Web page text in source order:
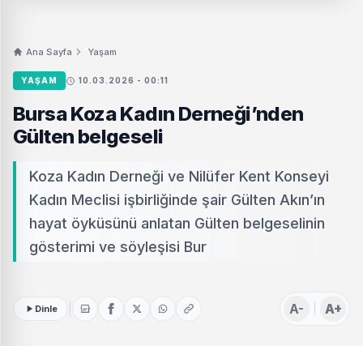
Ana Sayfa Yaşam
YAŞAM 10.03.2026 - 00:11
Bursa Koza Kadın Derneği’nden
Gülten belgeseli
Koza Kadın Derneği ve Nilüfer Kent Konseyi
Kadın Meclisi işbirliğinde şair Gülten Akın’ın
hayat öyküsünü anlatan Gülten belgeselinin
gösterimi ve söyleşisi Bur
Dinle A- A+